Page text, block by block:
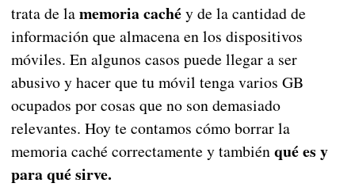
trata de lamemoria cachéy de la cantidad de
información que almacena en los dispositivos
móviles. En algunos casos puede llegar a ser
abusivo y hacer que tu móvil tenga varios GB
ocupados por cosas que no son demasiado
relevantes. Hoy te contamos cómo borrar la
memoria caché correctamente y tambiénqué es y
para qué sirve.